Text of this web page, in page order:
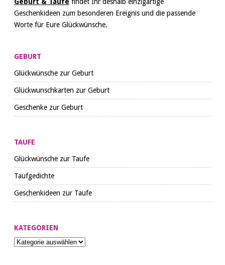
Geschenkideen zum besonderen Ereignis und die passende
Worte für Eure Glückwünsche.
GEBURT
Glückwünsche zur Geburt
Glückwunschkarten zur Geburt
Geschenke zur Geburt
TAUFE
Glückwünsche zur Taufe
Taufgedichte
Geschenkideen zur Taufe
KATEGORIEN